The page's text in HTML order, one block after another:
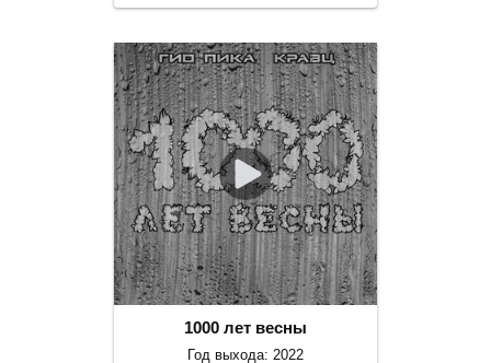
1000 лет весны
Год выхода: 2022